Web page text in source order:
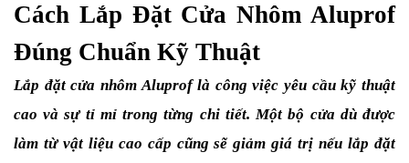
Cách Lắp Đặt Cửa Nhôm Aluprof
Đúng Chuẩn Kỹ Thuật
Lắp đặt cửa nhôm Aluprof là công việc yêu cầu kỹ thuật
cao và sự tỉ mỉ trong từng chi tiết. Một bộ cửa dù được
làm từ vật liệu cao cấp cũng sẽ giảm giá trị nếu lắp đặt